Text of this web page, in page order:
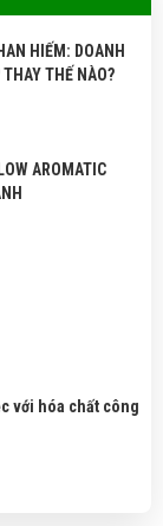
HIẾM: DOANH
THẾ NÀO?
AROMATIC
với hóa chất công